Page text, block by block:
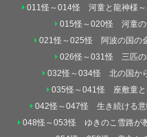
011怪～014怪 河童と龍神様
015怪～020怪 河童の
021怪～025怪 阿波の国の
026怪～031怪 三匹の
032怪～034怪 北の国か
035怪～041怪 座敷童
042怪～047怪 生き続ける
048怪～053怪 ゆきのこ雪路が